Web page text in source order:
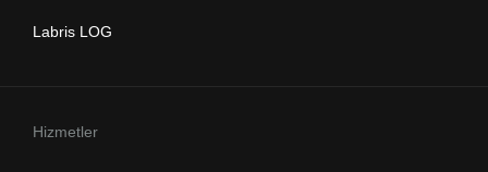
Labris LOG
Hizmetler